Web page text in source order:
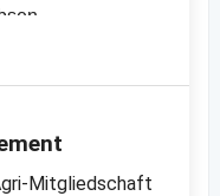
Mitgliedschaft